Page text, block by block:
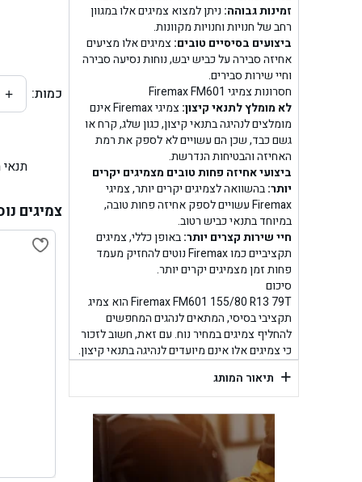
זמינות גבוהה: ניתן למצוא צמיגים אלו במגוון
רחב של חנויות וחנויות מקוונות.
ביצועים בסיסיים טובים:צמיגים אלו מציעים
אחיזה סבירה על כביש יבש, נוחות נסיעה סבירה
וחיי שירות סבירים.
חסרונות צמיגי Firemax FM601
לא מומלץ לתנאי קיצון:
צמיגי Firemax אינם
מומלצים לנהיגה בתנאי קיצון, כגון שלג, קרח או
גשם כבד, שכן הם עשויים לא לספק את רמת
האחיזה והבטיחות הנדרשת.
ביצועי אחיזה פחות טובים מצמיגים יקרים
יותר:בהשוואה לצמיגים יקרים יותר, צמיגי
Firemax עשויים לספק אחיזה פחות טובה,
במיוחד בתנאי כביש רטוב.
חיי שירות קצרים יותר:באופן כללי, צמיגים
תקציביים כמו Firemax נוטים להחזיק מעמד
פחות זמן מצמיגים יקרים יותר.
סיכום
Firemax FM601 155/80 R13 79T הוא צמיג
תקציבי בסיסי, המתאים לנהגים המחפשים
להחליף צמיגים במחיר נוח. עם זאת, חשוב לזכור
כי צמיגים אלו אינם מיועדים לנהיגה בתנאי קיצון.
+ תיאור המותג
בן
בן
כמות: +
צמיגים